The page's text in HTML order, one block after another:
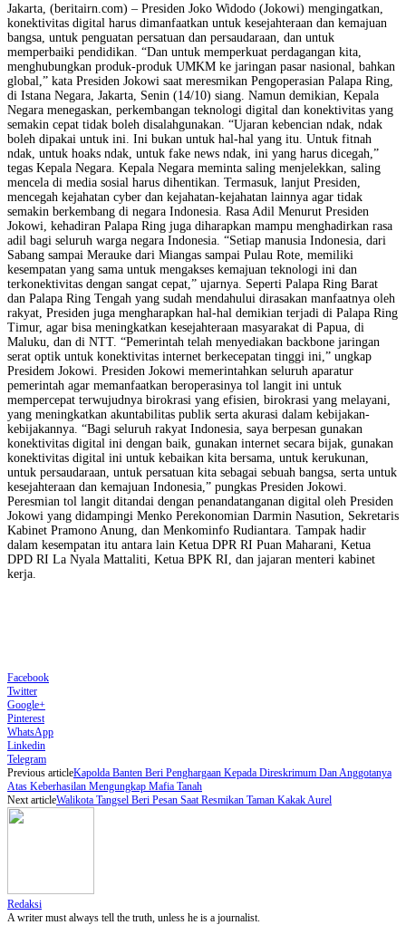
Jakarta, (beritairn.com) – Presiden Joko Widodo (Jokowi) mengingatkan,
konektivitas digital harus dimanfaatkan untuk kesejahteraan dan kemajuan
bangsa, untuk penguatan persatuan dan persaudaraan, dan untuk
memperbaiki pendidikan. “Dan untuk memperkuat perdagangan kita,
menghubungkan produk-produk UMKM ke jaringan pasar nasional, bahkan
global,” kata Presiden Jokowi saat meresmikan Pengoperasian Palapa Ring,
di Istana Negara, Jakarta, Senin (14/10) siang. Namun demikian, Kepala
Negara menegaskan, perkembangan teknologi digital dan konektivitas yang
semakin cepat tidak boleh disalahgunakan. “Ujaran kebencian ndak, ndak
boleh dipakai untuk ini. Ini bukan untuk hal-hal yang itu. Untuk fitnah
ndak, untuk hoaks ndak, untuk fake news ndak, ini yang harus dicegah,”
tegas Kepala Negara. Kepala Negara meminta saling menjelekkan, saling
mencela di media sosial harus dihentikan. Termasuk, lanjut Presiden,
mencegah kejahatan cyber dan kejahatan-kejahatan lainnya agar tidak
semakin berkembang di negara Indonesia. Rasa Adil Menurut Presiden
Jokowi, kehadiran Palapa Ring juga diharapkan mampu menghadirkan rasa
adil bagi seluruh warga negara Indonesia. “Setiap manusia Indonesia, dari
Sabang sampai Merauke dari Miangas sampai Pulau Rote, memiliki
kesempatan yang sama untuk mengakses kemajuan teknologi ini dan
terkonektivitas dengan sangat cepat,” ujarnya. Seperti Palapa Ring Barat
dan Palapa Ring Tengah yang sudah mendahului dirasakan manfaatnya oleh
rakyat, Presiden juga mengharapkan hal-hal demikian terjadi di Palapa Ring
Timur, agar bisa meningkatkan kesejahteraan masyarakat di Papua, di
Maluku, dan di NTT. “Pemerintah telah menyediakan backbone jaringan
serat optik untuk konektivitas internet berkecepatan tinggi ini,” ungkap
Presidem Jokowi. Presiden Jokowi memerintahkan seluruh aparatur
pemerintah agar memanfaatkan beroperasinya tol langit ini untuk
mempercepat terwujudnya birokrasi yang efisien, birokrasi yang melayani,
yang meningkatkan akuntabilitas publik serta akurasi dalam kebijakan-
kebijakannya. “Bagi seluruh rakyat Indonesia, saya berpesan gunakan
konektivitas digital ini dengan baik, gunakan internet secara bijak, gunakan
konektivitas digital ini untuk kebaikan kita bersama, untuk kerukunan,
untuk persaudaraan, untuk persatuan kita sebagai sebuah bangsa, serta untuk
kesejahteraan dan kemajuan Indonesia,” pungkas Presiden Jokowi.
Peresmian tol langit ditandai dengan penandatanganan digital oleh Presiden
Jokowi yang didampingi Menko Perekonomian Darmin Nasution, Sekretaris
Kabinet Pramono Anung, dan Menkominfo Rudiantara. Tampak hadir
dalam kesempatan itu antara lain Ketua DPR RI Puan Maharani, Ketua
DPD RI La Nyala Mattaliti, Ketua BPK RI, dan jajaran menteri kabinet
kerja.
Facebook
Twitter
Google+
Pinterest
WhatsApp
Linkedin
Telegram
Previous articleKapolda Banten Beri Penghargaan Kepada Direskrimum Dan Anggotanya
Atas Keberhasilan Mengungkap Mafia Tanah
Next articleWalikota Tangsel Beri Pesan Saat Resmikan Taman Kakak Aurel
Redaksi
A writer must always tell the truth, unless he is a journalist.